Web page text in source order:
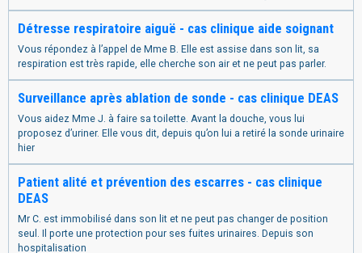
Détresse respiratoire aiguë - cas clinique aide soignant
Vous répondez à l’appel de Mme B. Elle est assise dans son lit, sa
respiration est très rapide, elle cherche son air et ne peut pas parler.
Surveillance après ablation de sonde - cas clinique DEAS
Vous aidez Mme J. à faire sa toilette. Avant la douche, vous lui
proposez d’uriner. Elle vous dit, depuis qu’on lui a retiré la sonde urinaire
hier
Patient alité et prévention des escarres - cas clinique
DEAS
Mr C. est immobilisé dans son lit et ne peut pas changer de position
seul. Il porte une protection pour ses fuites urinaires. Depuis son
hospitalisation